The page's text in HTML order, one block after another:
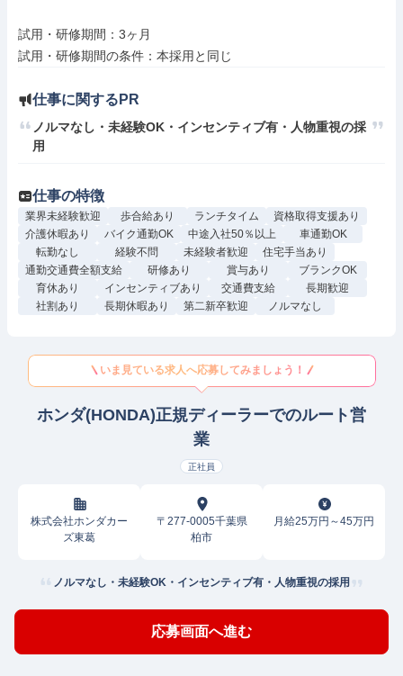
試用・研修期間：3ヶ月
仕事に関するPR
ノルマなし・未経験OK・インセンティブ有・人物重視の採
用
仕事の特徴
業界未経験歓迎 歩合給あり ランチタイム
資格取得支援あり
介護休暇あり
バイク通勤OK 中途入社50％以上
車通勤OK
転勤なし
経験不問 未経験者歓迎
住宅手当あり
通勤交通費全額支給
研修あり 賞与あり
ブランクOK
育休あり
インセンティブあり 交通費支給
長期歓迎
社割あり
長期休暇あり 第二新卒歓迎 ノルマなし
いま見ている求人へ応募してみましょう！
ホンダ(HONDA)正規ディーラーでのルート営
業
正社員
株式会社ホンダカー
ズ東葛
〒277-0005千葉県
柏市
月給25万円～45万円
ノルマなし・未経験OK・インセンティブ有・人物重視の採用
応募画面へ進む